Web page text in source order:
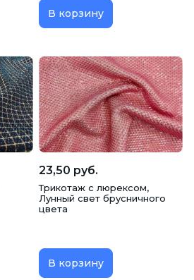
В корзину
23,50 руб.
Трикотаж c люрексом,
Лунный свет брусничного
цвета
В корзину